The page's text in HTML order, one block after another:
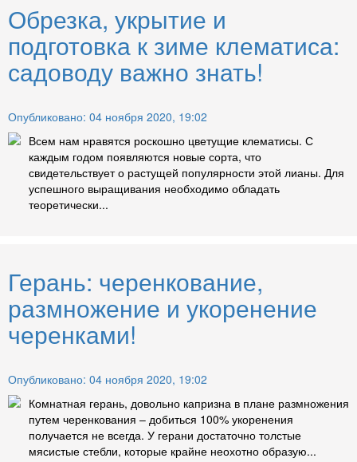
Обрезка, укрытие и
подготовка к зиме клематиса:
садоводу важно знать!
Опубликовано: 04 ноября 2020, 19:02
Всем нам нравятся роскошно цветущие клематисы. С
каждым годом появляются новые сорта, что
свидетельствует о растущей популярности этой лианы. Для
успешного выращивания необходимо обладать
теоретически...
Герань: черенкование,
размножение и укоренение
черенками!
Опубликовано: 04 ноября 2020, 19:02
Комнатная герань, довольно капризна в плане размножения
путем черенкования – добиться 100% укоренения
получается не всегда. У герани достаточно толстые
мясистые стебли, которые крайне неохотно образую...